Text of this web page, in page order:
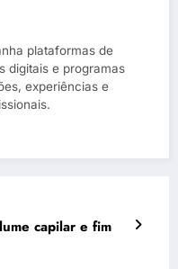
plataformas de
digitais e programas
experiências e
capilar e fim